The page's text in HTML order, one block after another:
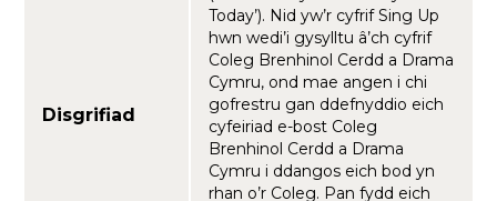
Disgrifiad
Today’). Nid yw’r cyfrif Sing Up
hwn wedi’i gysylltu â’ch cyfrif
Coleg Brenhinol Cerdd a Drama
Cymru, ond mae angen i chi
gofrestru gan ddefnyddio eich
cyfeiriad e-bost Coleg
Brenhinol Cerdd a Drama
Cymru i ddangos eich bod yn
rhan o’r Coleg. Pan fydd eich